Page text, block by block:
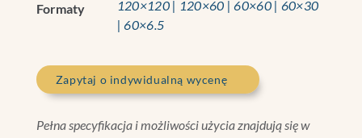
Formaty
120×120 | 120×60 | 60×60 | 60×30
| 60×6.5
Zapytaj o indywidualną wycenę
Pełna specyfikacja i możliwości użycia znajdują się w